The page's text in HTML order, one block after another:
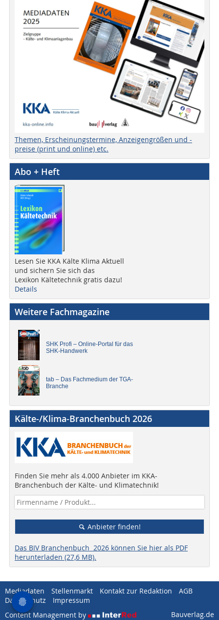
Themen, Erscheinungstermine, Anzeigengrößen und -
preise (print und online) etc.
Abo + Heft
Lesen Sie KKA Kälte Klima Aktuell
und sichern Sie sich das
Lexikon Kältetechnik gratis dazu!
Details
Weitere Fachmagazine
SHK Profi – Online-Portal für das
SHK-Handwerk
tab – Das Fachmedium der TGA-
Branche
Kälte-/Klima-Branchenbuch 2026
Finden Sie mehr als 4.000 Anbieter im KKA-
Branchenbuch der Kälte- und Klimatechnik!
Anbieter finden!
Das BIV Branchenbuch 2026 können Sie hier als PDF
herunterladen (27,6 MB).
Mediadaten Stellenmarkt Kontakt zur Redaktion
AGB
Datenschutz
Impressum
Content Management by
Bauverlag.de